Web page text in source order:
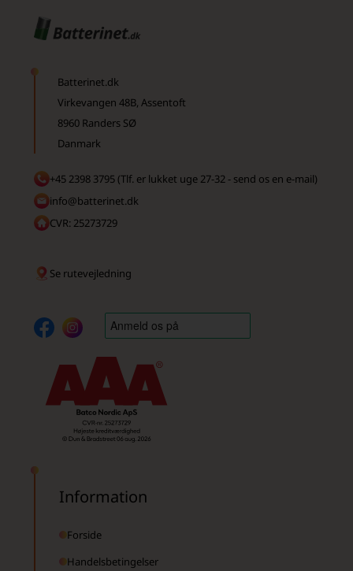
Batterinet.dk
Virkevangen 48B, Assentoft
8960 Randers SØ
Danmark
+45 2398 3795 (Tlf. er lukket uge 27-32 - send os en e-mail)
info@batterinet.dk
CVR: 25273729
Se rutevejledning
Information
Forside
Handelsbetingelser